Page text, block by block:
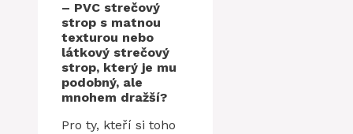
– PVC strečový
strop s matnou
texturou nebo
látkový strečový
strop, který je mu
podobný, ale
mnohem dražší?
Pro ty, kteří si toho